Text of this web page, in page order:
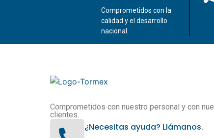
Comprometidos con la
calidad y el desarrollo
nacional.
Comprometidos con nuestro personal y con
clientes.
¿Necesitas ayuda? Llámanos.